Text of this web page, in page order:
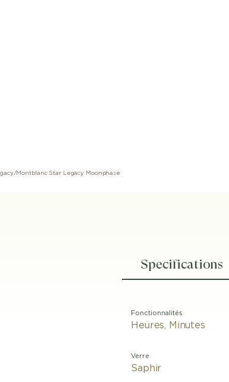
/Montblanc Star Legacy Moonphase
Specifications
Fonctionnalités
Heures, Minutes
Verre
Saphir